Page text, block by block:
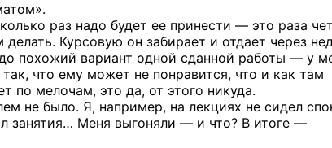
раз надо будет ее принести — это раза
Курсовую он забирает и отдает через
похожий вариант одной сданной работы — у
что ему может не понравится, что и как там
по мелочам, это да, от этого никуда.
не было. Я, например, на лекциях не сидел
занятия… Меня выгоняли — и что? В итоге —